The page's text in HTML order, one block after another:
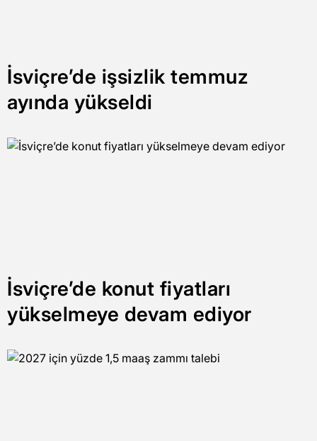
İsviçre’de işsizlik temmuz
ayında yükseldi
İsviçre’de konut fiyatları
yükselmeye devam ediyor